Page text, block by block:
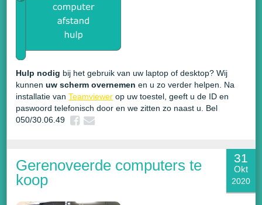
Hulp nodig bij het gebruik van uw laptop of desktop? Wij
kunnenuw scherm overnemen en u zo verder helpen. Na
installatie vanTeamviewer op uw toestel, geeft u de ID en
paswoord telefonisch door en we zitten zo naast u. Bel
050/30.06.49
31
Okt
2020
Gerenoveerde computers te
koop